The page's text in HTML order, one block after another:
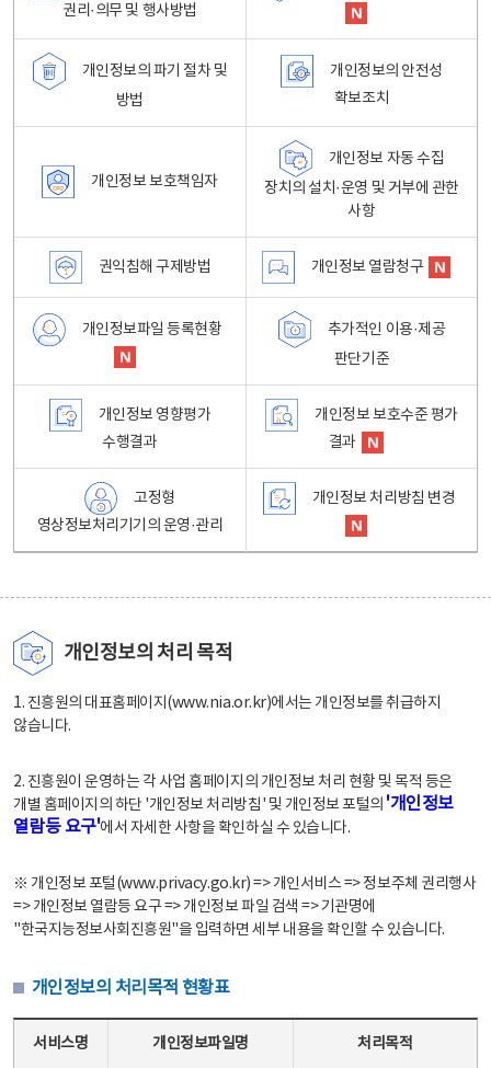
권리·의무 및 행사방법
개인정보의 파기 절차 및
방법
개인정보의 안전성
확보조치
개인정보 보호책임자
개인정보 자동 수집
장치의 설치·운영 및 거부에 관한
사항
권익침해 구제방법 개인정보 열람청구
개인정보파일 등록현황
추가적인 이용·제공
판단기준
개인정보 영향평가
수행결과
개인정보 보호수준 평가
결과
고정형
영상정보처리기기의 운영·관리
개인정보 처리방침 변경
개인정보의 처리 목적
1. 진흥원의 대표홈페이지(www.nia.or.kr)에서는 개인정보를 취급하지
않습니다.
2. 진흥원이 운영하는 각 사업 홈페이지의 개인정보 처리 현황 및 목적 등은
개별 홈페이지의 하단 '개인정보 처리방침' 및 개인정보 포털의 '개인정보
열람등 요구'에서 자세한 사항을 확인하실 수 있습니다.
※ 개인정보 포털(www.privacy.go.kr) => 개인서비스 => 정보주체 권리행사
=> 개인정보 열람등 요구 => 개인정보 파일 검색 => 기관명에
"한국지능정보사회진흥원"을 입력하면 세부 내용을 확인할 수 있습니다.
개인정보의 처리목적 현황표
서비스명 개인정보파일명 처리목적